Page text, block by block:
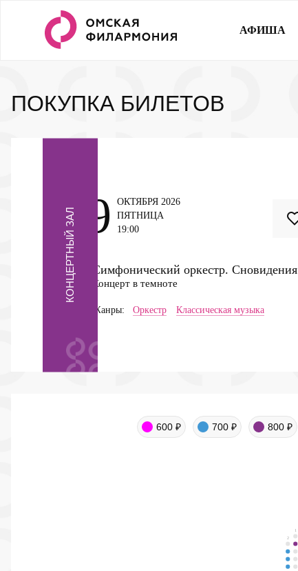
АФИША
ПОКУПКА БИЛЕТОВ
КОНЦЕРТНЫЙ ЗАЛ Симфонический оркестр. Сновидения
Концерт в темноте
Жанры: Оркестр Классическая музыка
9
ОКТЯБРЯ 2026
ПЯТНИЦА
19:00
600 ₽ 700 ₽ 800 ₽
2
1